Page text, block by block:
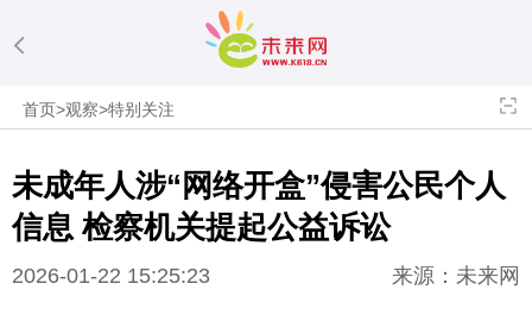
首页>观察>特别关注
未成年人涉“网络开盒”侵害公民个人
信息 检察机关提起公益诉讼
2026-01-22 15:25:23 来源：未来网